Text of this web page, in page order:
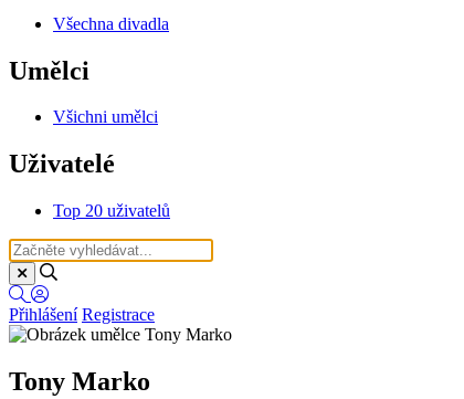
Všechna divadla
Umělci
Všichni umělci
Uživatelé
Top 20 uživatelů
Přihlášení Registrace
Tony Marko